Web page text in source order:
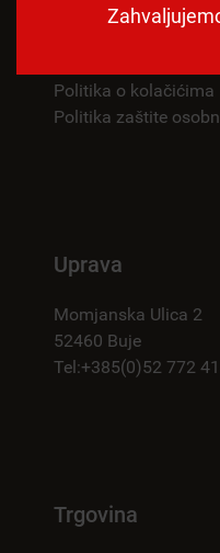
Impressum
Politika o kolačićima
Politika zaštite
Uprava
Momjanska Ulica 2
52460 Buje
Tel:+385(0)52 772
Trgovina